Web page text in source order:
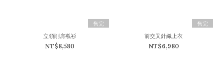
售完
立領削肩襯衫
NT$8,580
售完
前交叉針織上衣
NT$6,980